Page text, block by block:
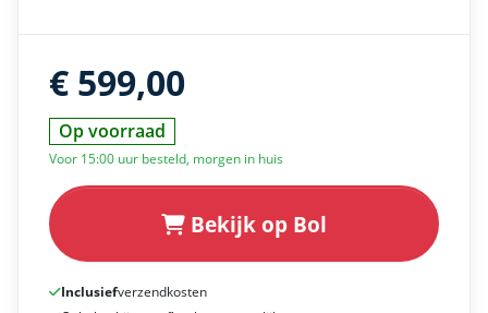
€ 599,00
Op voorraad
Voor 15:00 uur besteld, morgen in huis
Bekijk op Bol
Inclusiefverzendkosten